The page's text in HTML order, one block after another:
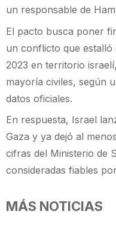
un responsable de
El pacto busca poner
un conflicto que estalló
2023 en territorio
mayoría civiles, según
datos oficiales.
En respuesta, Israel
Gaza y ya dejó al
cifras del Ministerio de
consideradas fiables
MÁS NOTICIAS